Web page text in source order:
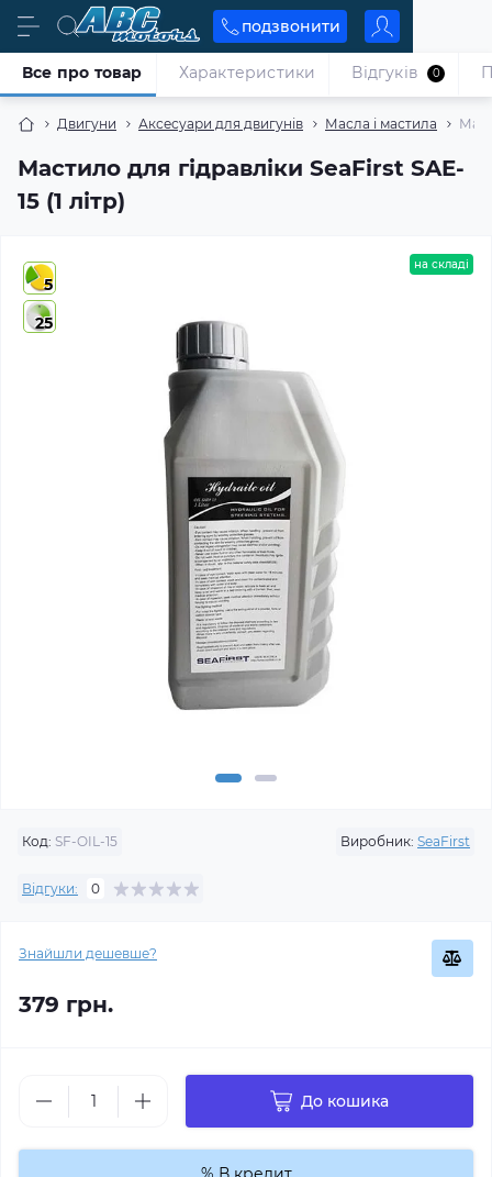
подзвонити
Двигуни Аксесуари для двигунів Масла і мастила
Мастило для гідравліки SeaFirst SAE-
15 (1 літр)
Все про товар Характеристики Відгуків 0
5
25
на складі
Код: SF-OIL-15 Виробник: SeaFirst
Відгуки: 0
Знайшли дешевше?
379 грн.
До кошика